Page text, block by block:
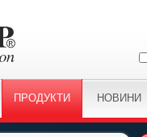
ПРОДУКТИ НОВИНИ